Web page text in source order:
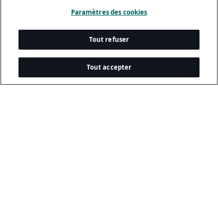
Paramètres des cookies
Tout refuser
Tout accepter